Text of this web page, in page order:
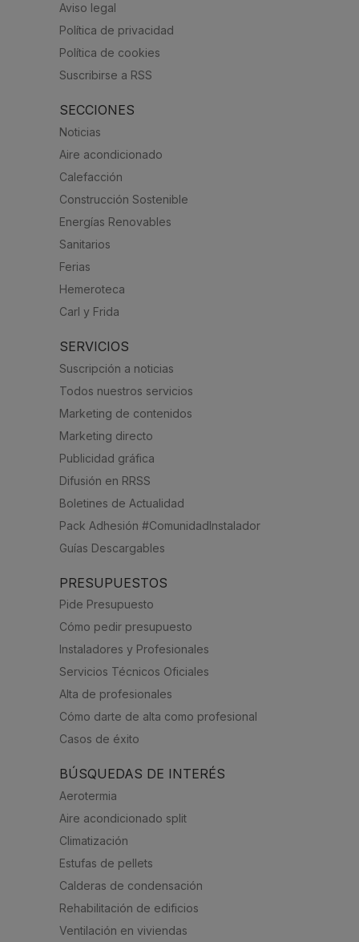
Aviso legal
Política de privacidad
Política de cookies
Suscribirse a RSS
SECCIONES
Noticias
Aire acondicionado
Calefacción
Construcción Sostenible
Energías Renovables
Sanitarios
Ferias
Hemeroteca
Carl y Frida
SERVICIOS
Suscripción a noticias
Todos nuestros servicios
Marketing de contenidos
Marketing directo
Publicidad gráfica
Difusión en RRSS
Boletines de Actualidad
Pack Adhesión #ComunidadInstalador
Guías Descargables
PRESUPUESTOS
Pide Presupuesto
Cómo pedir presupuesto
Instaladores y Profesionales
Servicios Técnicos Oficiales
Alta de profesionales
Cómo darte de alta como profesional
Casos de éxito
BÚSQUEDAS DE INTERÉS
Aerotermia
Aire acondicionado split
Climatización
Estufas de pellets
Calderas de condensación
Rehabilitación de edificios
Ventilación en viviendas